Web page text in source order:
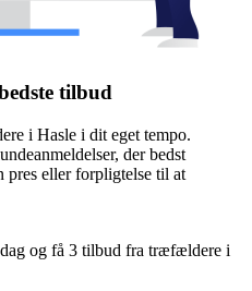
tilbud
i Hasle i dit eget tempo.
der bedst
pres eller forpligtelse til at
og få 3 tilbud fra træfældere i